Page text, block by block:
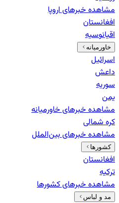
مشاهده خبرهایاروپا
افغانستان
اقیانوسیه
خاورمیانه
اسرائیل
داعش
سوریه
یمن
مشاهده خبرهایخاورمیانه
کره شمالی
مشاهده خبرهایبین‌الملل
کشورها
افغانستان
ترکیه
مشاهده خبرهایکشورها
مد و لباس